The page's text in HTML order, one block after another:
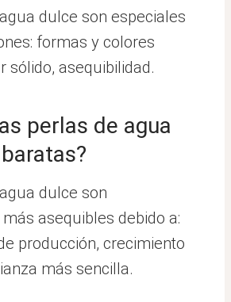
dulce son especiales
formas y colores
sólido, asequibilidad.
perlas de agua
dulce son
asequibles debido a:
producción, crecimiento
más sencilla.